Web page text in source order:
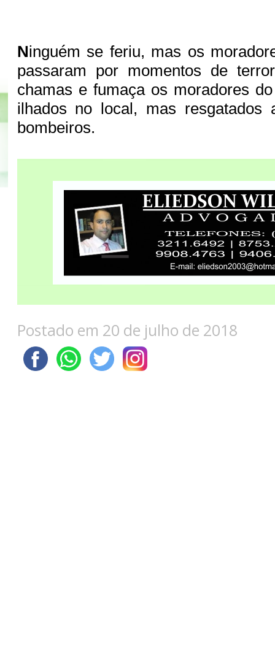
Ninguém se feriu, mas os
passaram por momentos de
chamas e fumaça os moradores
ilhados no local, mas resgatados
bombeiros.
Postado em 20 de julho de 2018